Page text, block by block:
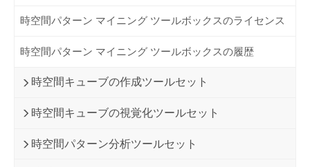
時空間パターン マイニング ツールボックスのライセンス
時空間パターン マイニング ツールボックスの履歴
時空間キューブの作成ツールセット
時空間キューブの視覚化ツールセット
時空間パターン分析ツールセット